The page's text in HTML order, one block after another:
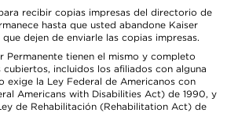
recibir copias impresas del directorio de
hasta que usted abandone Kaiser
dejen de enviarle las copias impresas.
Permanente tienen el mismo y completo
incluidos los afiliados con alguna
exige la Ley Federal de Americanos con
Americans with Disabilities Act) de 1990, y
de Rehabilitación (Rehabilitation Act) de